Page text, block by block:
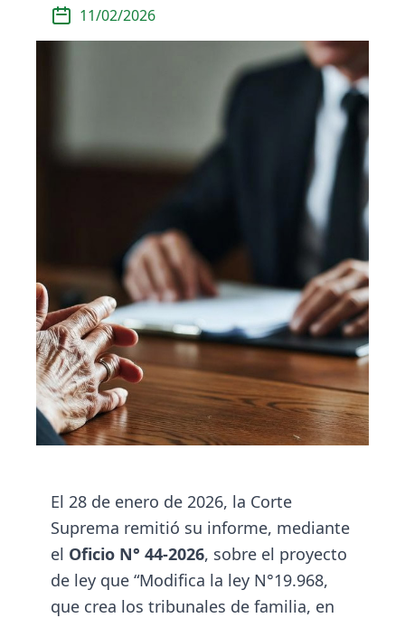
11/02/2026
El 28 de enero de 2026, la Corte
Suprema remitió su informe, mediante
el Oficio N° 44-2026, sobre el proyecto
de ley que “Modifica la ley N°19.968,
que crea los tribunales de familia, en